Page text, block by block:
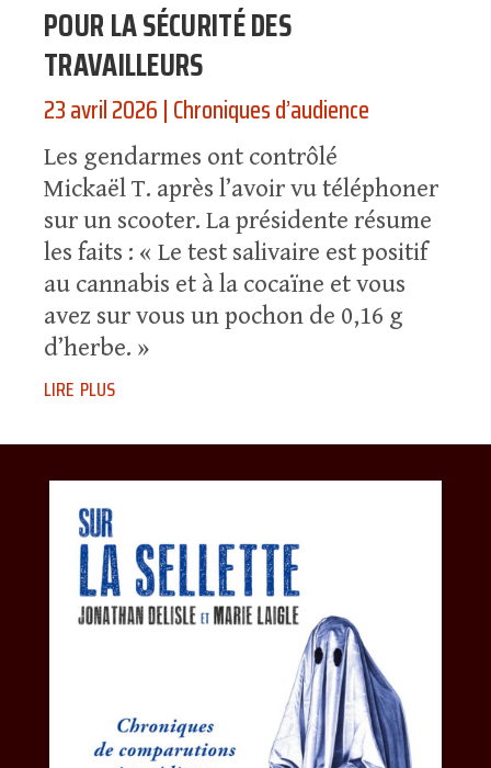
POUR LA SÉCURITÉ DES
TRAVAILLEURS
23 avril 2026|Chroniques d’audience
Les gendarmes ont contrôlé
Mickaël T. après l’avoir vu téléphoner
sur un scooter. La présidente résume
les faits : « Le test salivaire est positif
au cannabis et à la cocaïne et vous
avez sur vous un pochon de 0,16 g
d’herbe. »
lire plus